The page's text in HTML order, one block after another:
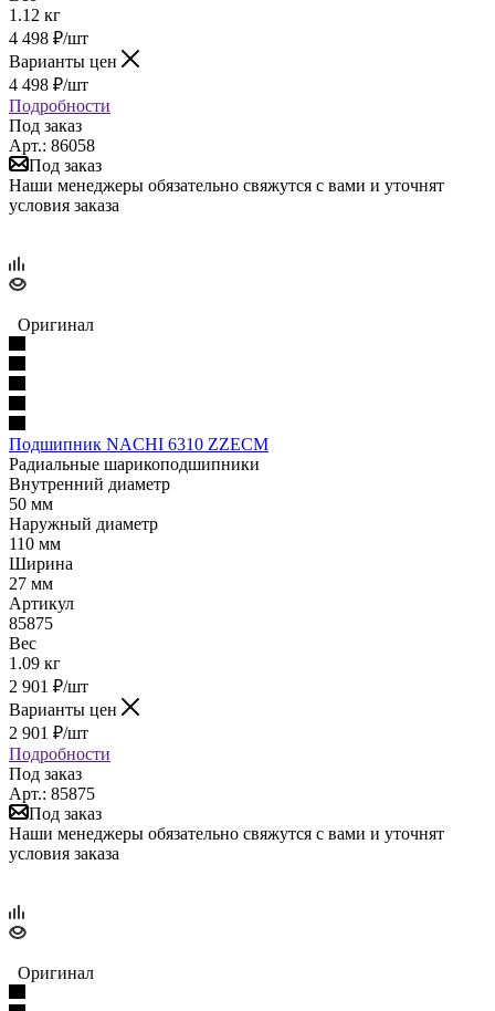
1.12 кг
4 498 ₽/шт
Варианты цен
4 498 ₽/шт
Подробности
Под заказ
Арт.: 86058
Под заказ
Наши менеджеры обязательно свяжутся с вами и уточнят
условия заказа
Оригинал
Подшипник NACHI 6310 ZZECM
Радиальные шарикоподшипники
Внутренний диаметр
50 мм
Наружный диаметр
110 мм
Ширина
27 мм
Артикул
85875
Вес
1.09 кг
2 901 ₽/шт
Варианты цен
2 901 ₽/шт
Подробности
Под заказ
Арт.: 85875
Под заказ
Наши менеджеры обязательно свяжутся с вами и уточнят
условия заказа
Оригинал